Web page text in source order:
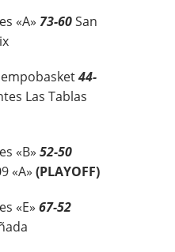
«A» 73-60San
44-
Las Tablas
«B» 52-50
«A» (PLAYOFF)
«E» 67-52